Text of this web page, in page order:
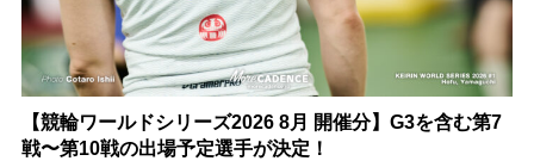
【競輪ワールドシリーズ2026 8月 開催分】G3を含む第7
戦〜第10戦の出場予定選手が決定！